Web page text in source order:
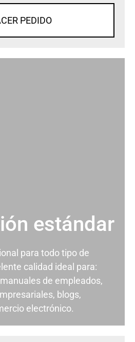
PEDIDO
estándar
para todo tipo de
calidad ideal para:
de empleados,
blogs,
electrónico.